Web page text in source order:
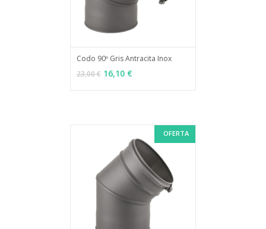
AÑADIR
Codo 90º Gris Antracita Inox
23,00 € 16,10 €
OFERTA